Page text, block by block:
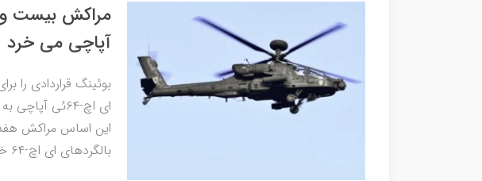
مراکش بیست و
آپاچی می خرد
ای اچ-۶۴ئی
این اساس مراکش
بالگردهای ای اچ-۶۴ خواهد بود.